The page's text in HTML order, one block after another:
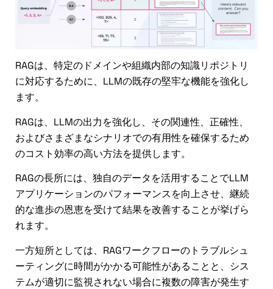
RAGは、特定のドメインや組織内部の知識リポジトリ
に対応するために、LLMの既存の堅牢な機能を強化し
ます。
RAGは、LLMの出力を強化し、その関連性、正確性、
およびさまざまなシナリオでの有用性を確保するため
のコスト効率の高い方法を提供します。
RAGの長所には、独自のデータを活用することでLLM
アプリケーションのパフォーマンスを向上させ、継続
的な進歩の恩恵を受けて結果を改善することが挙げら
れます。
一方短所としては、RAGワークフローのトラブルシュ
ーティングに時間がかかる可能性があることと、シス
テムが適切に監視されない場合に複数の障害が発生す